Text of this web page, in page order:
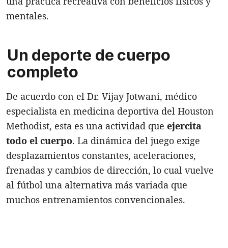
mentales.
Un deporte de cuerpo
completo
De acuerdo con el Dr. Vijay Jotwani, médico
especialista en medicina deportiva del Houston
Methodist, esta es una actividad que ejercita
todo el cuerpo. La dinámica del juego exige
desplazamientos constantes, aceleraciones,
frenadas y cambios de dirección, lo cual vuelve
al fútbol una alternativa más variada que
muchos entrenamientos convencionales.